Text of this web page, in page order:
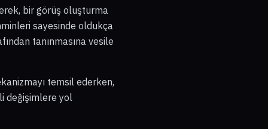
bir görüş oluşturma
sayesinde oldukça
tanınmasına vesile
temsil ederken,
değişimlere yol